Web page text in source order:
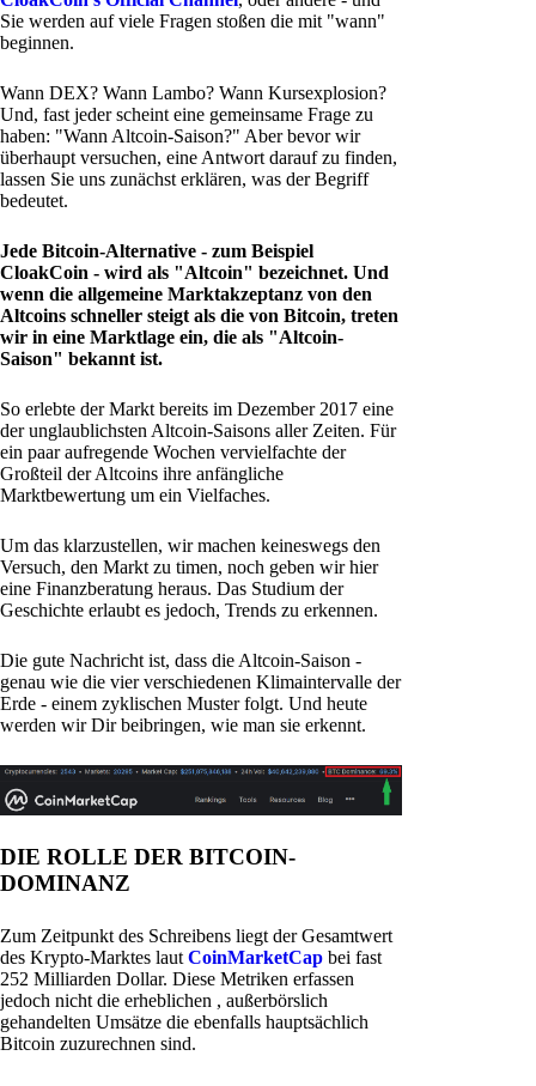
Sie werden auf viele Fragen stoßen die mit "wann"
beginnen.
Wann DEX? Wann Lambo? Wann Kursexplosion?
Und, fast jeder scheint eine gemeinsame Frage zu
haben: "Wann Altcoin-Saison?" Aber bevor wir
überhaupt versuchen, eine Antwort darauf zu finden,
lassen Sie uns zunächst erklären, was der Begriff
bedeutet.
Jede Bitcoin-Alternative - zum Beispiel
CloakCoin - wird als "Altcoin" bezeichnet. Und
wenn die allgemeine Marktakzeptanz von den
Altcoins schneller steigt als die von Bitcoin, treten
wir in eine Marktlage ein, die als "Altcoin-
Saison" bekannt ist.
So erlebte der Markt bereits im Dezember 2017 eine
der unglaublichsten Altcoin-Saisons aller Zeiten. Für
ein paar aufregende Wochen vervielfachte der
Großteil der Altcoins ihre anfängliche
Marktbewertung um ein Vielfaches.
Um das klarzustellen, wir machen keineswegs den
Versuch, den Markt zu timen, noch geben wir hier
eine Finanzberatung heraus. Das Studium der
Geschichte erlaubt es jedoch, Trends zu erkennen.
Die gute Nachricht ist, dass die Altcoin-Saison -
genau wie die vier verschiedenen Klimaintervalle der
Erde - einem zyklischen Muster folgt. Und heute
werden wir Dir beibringen, wie man sie erkennt.
DIE ROLLE DER BITCOIN-
DOMINANZ
Zum Zeitpunkt des Schreibens liegt der Gesamtwert
des Krypto-Marktes lautCoinMarketCap bei fast
252 Milliarden Dollar. Diese Metriken erfassen
jedoch nicht die erheblichen , außerbörslich
gehandelten Umsätze die ebenfalls hauptsächlich
Bitcoin zuzurechnen sind.